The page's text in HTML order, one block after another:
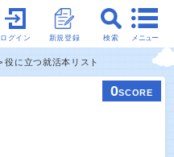
メニュー
検索
新規登録
ログイン
役に立つ就活本リスト
0SCORE